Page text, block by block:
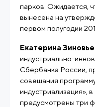
парков. Ожидается,
вынесена на
первом полугодии
Екатерина
индустриально-
Сбербанка России,
совещания
индустриализация»,
предусмотрены три